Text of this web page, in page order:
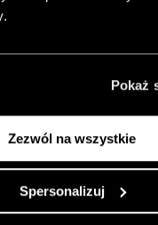
Pokaż
Zezwól na wszystkie
Spersonalizuj